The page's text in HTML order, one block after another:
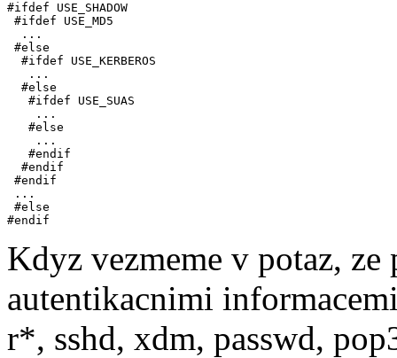
#ifdef USE_SHADOW
#ifdef USE_MD5
  ...
#else
  #ifdef USE_KERBEROS
   ...
  #else
   #ifdef USE_SUAS
    ...
   #else
    ...
   #endif
  #endif
#endif
...
#else
Kdyz vezmeme v potaz,
autentikacnimi
r*, sshd, xdm, passwd,